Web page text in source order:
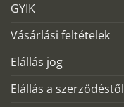
GYIK
Vásárlási feltételek
Elállás jog
Elállás a szerződéstől